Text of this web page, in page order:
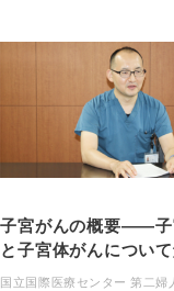
子宮がんの概要――子
と子宮体がんについ
国立国際医療センター 第二婦